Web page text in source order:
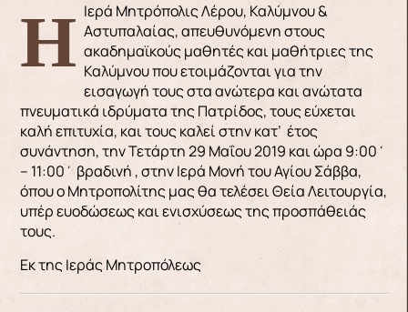
Η Ιερά Μητρόπολις Λέρου, Καλύμνου & Αστυπαλαίας, απευθυνόμενη στους
ακαδημαϊκούς μαθητές και μαθήτριες της
Καλύμνου που ετοιμάζονται για την
εισαγωγή τους στα ανώτερα και ανώτατα
πνευματικά ιδρύματα της Πατρίδος, τους εύχεται
καλή επιτυχία, και τους καλεί στην κατ’ έτος
συνάντηση, την Τετάρτη 29 Μαΐου 2019 και ώρα 9:00΄
– 11:00΄ βραδινή , στην Ιερά Μονή του Αγίου Σάββα,
όπου ο Μητροπολίτης μας θα τελέσει Θεία Λειτουργία,
υπέρ ευοδώσεως και ενισχύσεως της προσπάθειάς
τους.
Εκ της Ιεράς Μητροπόλεως